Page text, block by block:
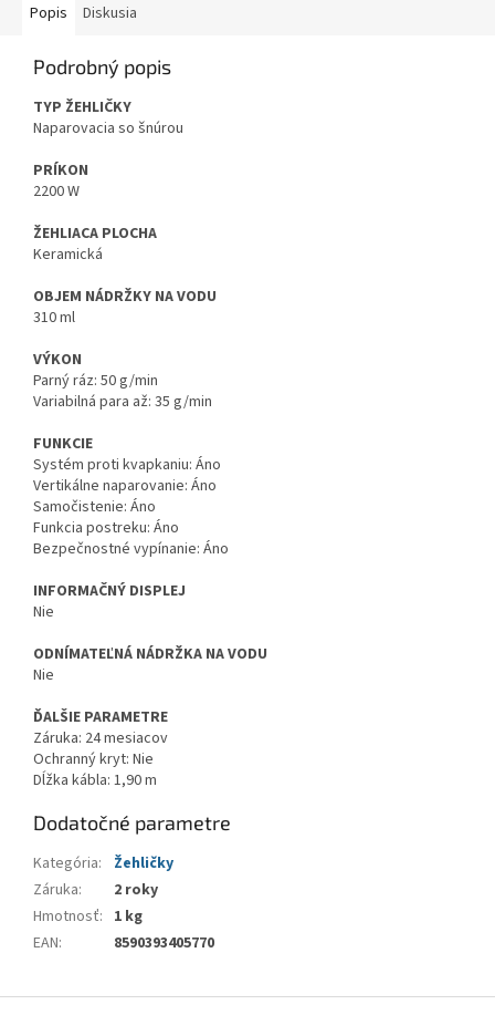
Popis Diskusia
Podrobný popis
TYP ŽEHLIČKY
Naparovacia so šnúrou
PRÍKON
2200 W
ŽEHLIACA PLOCHA
Keramická
OBJEM NÁDRŽKY NA VODU
310 ml
VÝKON
Parný ráz: 50 g/min
Variabilná para až: 35 g/min
FUNKCIE
Systém proti kvapkaniu: Áno
Vertikálne naparovanie: Áno
Samočistenie: Áno
Funkcia postreku: Áno
Bezpečnostné vypínanie: Áno
INFORMAČNÝ DISPLEJ
Nie
ODNÍMATEĽNÁ NÁDRŽKA NA VODU
Nie
ĎALŠIE PARAMETRE
Záruka: 24 mesiacov
Ochranný kryt: Nie
Dĺžka kábla: 1,90 m
Dodatočné parametre
Kategória:
Žehličky
Záruka:
2 roky
Hmotnosť: 1 kg
EAN: 8590393405770